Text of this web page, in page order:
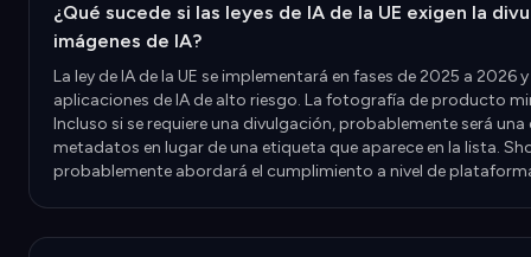
¿Qué sucede si las leyes de IA de la UE exigen la
imágenes de IA?
La ley de IA de la UE se implementará en fases de 2025 a 2026
aplicaciones de IA de alto riesgo. La fotografía de producto
Incluso si se requiere una divulgación, probablemente será
metadatos en lugar de una etiqueta que aparece en la lista.
probablemente abordará el cumplimiento a nivel de